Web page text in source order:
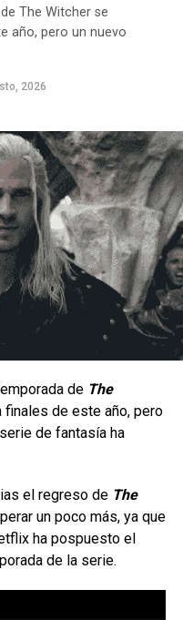
de dominar.
juego se enfoca en la
la hace un personaje
ya que por lo mismo no
una combo fallido
recuperarse antes de
en manos
presión constante
capacidad para alternar
nueva de
arqueólogo,
originales que
arca perdida, los
el improbable
una nueva y
de sus
The Witcher se
año, pero un nuevo
2026
de The
de este año, pero
de fantasía ha
el regreso de The
un poco más, ya que
ha pospuesto el
de la serie.